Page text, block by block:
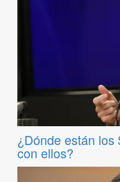
¿Dónde están los
con ellos?